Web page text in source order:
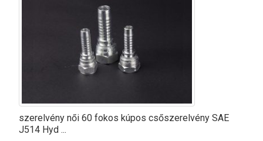
szerelvény női 60 fokos kúpos csőszerelvény SAE
J514 Hyd ...